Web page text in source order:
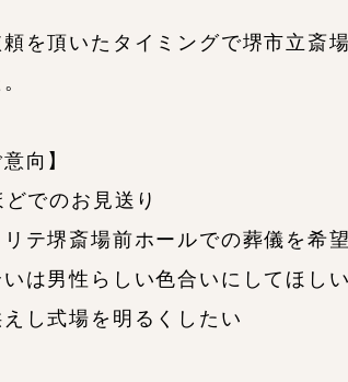
を頂いたタイミングで堺市立斎
向】
でのお見送り
テ堺斎場前ホールでの葬儀を希望
は男性らしい色合いにしてほしい
し式場を明るくしたい